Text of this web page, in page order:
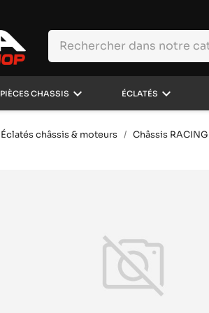
PIÈCES CHASSIS keyboard_arrow_down ÉCLATÉS keyboard_arrow_down
Éclatés châssis & moteurs Châssis RACING